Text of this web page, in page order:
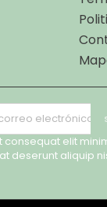
consequat elit
deserunt aliquip